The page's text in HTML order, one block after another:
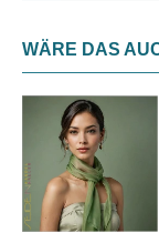
WÄRE DAS